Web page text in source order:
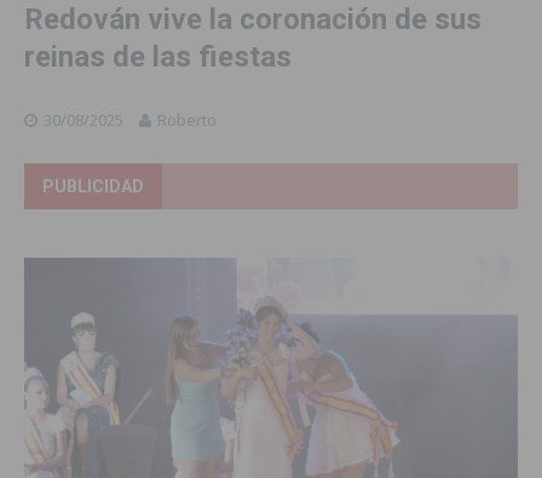
Redován vive la coronación de sus
reinas de las fiestas
30/08/2025 Roberto
PUBLICIDAD